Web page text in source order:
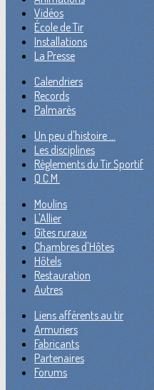
Vidéos
École de Tir
Installations
La Presse
Calendriers
Records
Palmarès
Un peu d'histoire ...
Les disciplines
Règlements du Tir Sportif
Q.C.M.
Moulins
L'Allier
Gîtes ruraux
Chambres d'Hôtes
Hôtels
Restauration
Autres
Liens afférents au tir
Armuriers
Fabricants
Partenaires
Forums